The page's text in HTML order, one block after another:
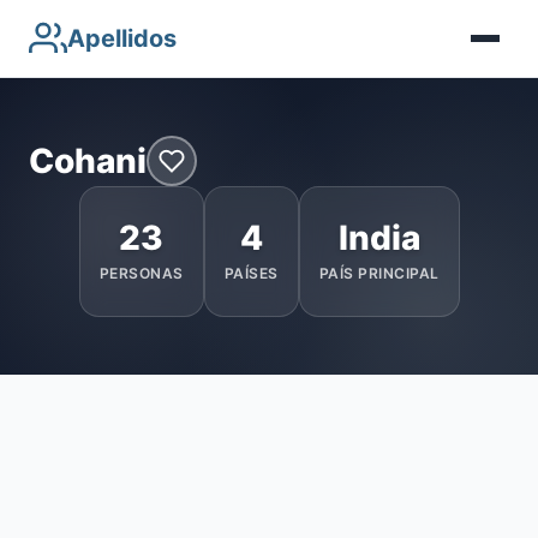
Apellidos
Cohani
23
PERSONAS
4
PAÍSES
India
PAÍS PRINCIPAL